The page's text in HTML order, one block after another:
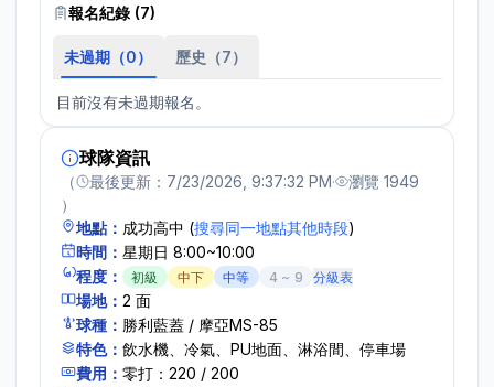
球隊資訊
（ 最後更新： 7/23/2026, 9:37:32 PM· 瀏覽 1949
）
地點： 成功高中 (搜尋同一地點其他時段)
時間： 星期日 8:00~10:00
程度：
初級 中下 中等 4 ~ 9 分級表
場地： 2 面
球種： 勝利藍蓋 / 摩亞MS-85
特色： 飲水機、冷氣、PU地面、淋浴間、停車場
費用： 零打：220 / 200
報名紀錄 (7)
未過期（0） 歷史（7）
目前沒有未過期報名。